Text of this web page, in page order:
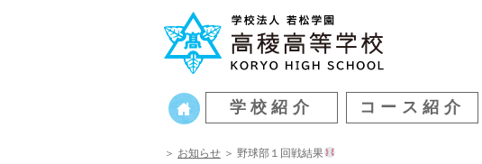
学校紹介 コース紹介
＞ お知らせ ＞ 野球部１回戦結果